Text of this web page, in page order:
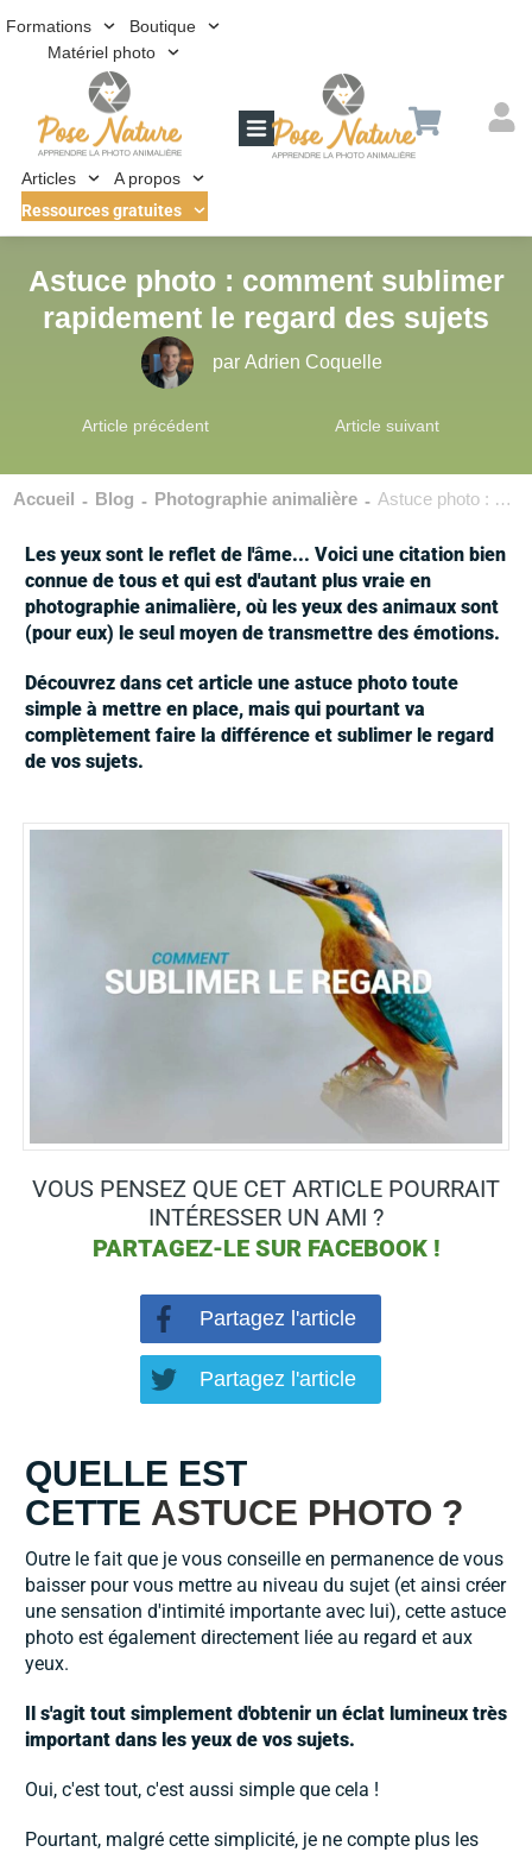
Formations
Boutique
Matériel photo
Articles
A propos
Ressources gratuites
Astuce photo : comment sublimer
rapidement le regard des sujets
par Adrien Coquelle
Article précédent Article suivant
Accueil - Blog - Photographie animalière - Astuce photo : comment sublimer rapidement le regard des sujets
Les yeux sont le reflet de l'âme... Voici une citation bien
connue de tous et qui est d'autant plus vraie en
photographie animalière, où les yeux des animaux sont
(pour eux) le seul moyen de transmettre des émotions.
Découvrez dans cet article une astuce photo toute
simple à mettre en place, mais qui pourtant va
complètement faire la différence et sublimer le regard
de vos sujets.
VOUS PENSEZ QUE CET ARTICLE POURRAIT
INTÉRESSER UN AMI ?
PARTAGEZ-LE SUR FACEBOOK !
Partagez l'article
Partagez l'article
QUELLE EST
CETTE ASTUCE PHOTO ?
Outre le fait que je vous conseille en permanence de vous
baisser pour vous mettre au niveau du sujet (et ainsi créer
une sensation d'intimité importante avec lui), cette astuce
photo est également directement liée au regard et aux
yeux.
Il s'agit tout simplement d'obtenir un éclat lumineux très
important dans les yeux de vos sujets.
Oui, c'est tout, c'est aussi simple que cela !
Pourtant, malgré cette simplicité, je ne compte plus les